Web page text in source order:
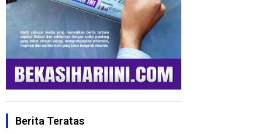
Berita Teratas